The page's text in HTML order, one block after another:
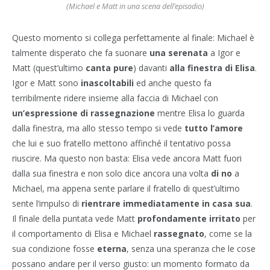
(Michael e Matt in una scena dell’episodio)
Questo momento si collega perfettamente al finale: Michael è
talmente disperato che fa suonare una serenata a Igor e
Matt (quest’ultimo canta pure) davanti alla finestra di Elisa.
Igor e Matt sono inascoltabili ed anche questo fa
terribilmente ridere insieme alla faccia di Michael con
un’espressione di rassegnazione mentre Elisa lo guarda
dalla finestra, ma allo stesso tempo si vede tutto l’amore
che lui e suo fratello mettono affinché il tentativo possa
riuscire. Ma questo non basta: Elisa vede ancora Matt fuori
dalla sua finestra e non solo dice ancora una volta di no a
Michael, ma appena sente parlare il fratello di quest’ultimo
sente l’impulso di rientrare immediatamente in casa sua.
Il finale della puntata vede Matt profondamente irritato per
il comportamento di Elisa e Michael rassegnato, come se la
sua condizione fosse eterna, senza una speranza che le cose
possano andare per il verso giusto: un momento formato da